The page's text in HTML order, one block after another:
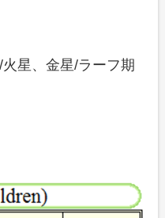
星、金星/ラーフ期